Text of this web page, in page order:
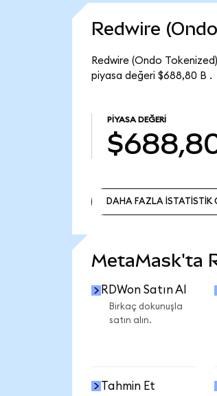
Redwire
Redwire (Ondo
piyasa değeri $688,80 B .
PIYASA DEĞERI
DAHA FAZLA İSTATİSTİK
MetaMask'ta
RDWon Satın Al
Birkaç dokunuşla
satın alın.
Tahmin Et